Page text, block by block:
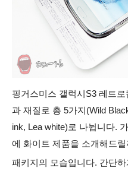
핑거스미스 갤럭시S3 레트
과 재질로 총 5가지(Wild
ink, Lea white)로 나뉩니다.
에 화이트 제품을 소개해드
패키지의 모습입니다. 간단